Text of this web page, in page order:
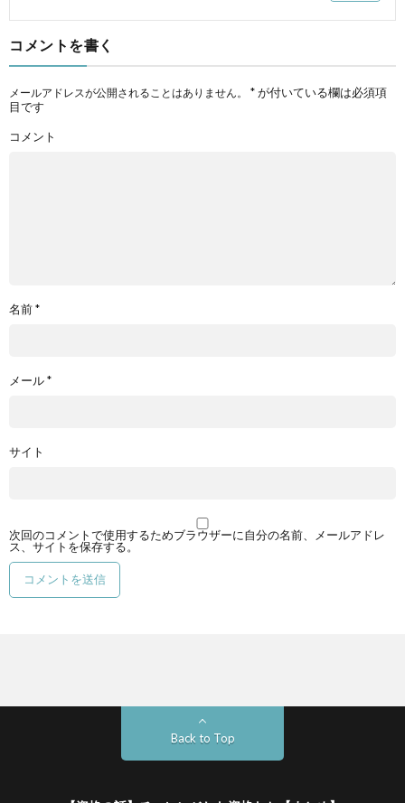
コメントを書く
メールアドレスが公開されることはありません。 *が付いている欄は必須項
目です
コメント
名前*
メール*
サイト
次回のコメントで使用するためブラウザーに自分の名前、メールアドレ
ス、サイトを保存する。
Back to Top